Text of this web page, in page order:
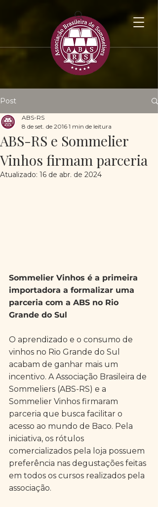
Post
ABS-RS e Sommelier
Vinhos firmam parceria
ABS-RS
8 de set. de 2016 1 min de leitura
Atualizado: 16 de abr. de 2024
Sommelier Vinhos é a primeira
importadora a formalizar uma
parceria com a ABS no Rio
Grande do Sul
O aprendizado e o consumo de
vinhos no Rio Grande do Sul
acabam de ganhar mais um
incentivo. A Associação Brasileira de
Sommeliers (ABS-RS) e a
Sommelier Vinhos firmaram
parceria que busca facilitar o
acesso ao mundo de Baco. Pela
iniciativa, os rótulos
comercializados pela loja possuem
preferência nas degustações feitas
em todos os cursos realizados pela
associação.